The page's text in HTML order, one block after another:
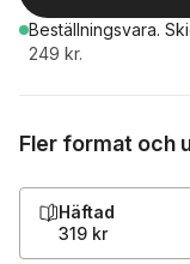
Beställningsvara.
249 kr.
Fler format och
Häftad
319 kr